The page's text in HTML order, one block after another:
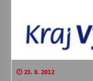
23. 8. 2012